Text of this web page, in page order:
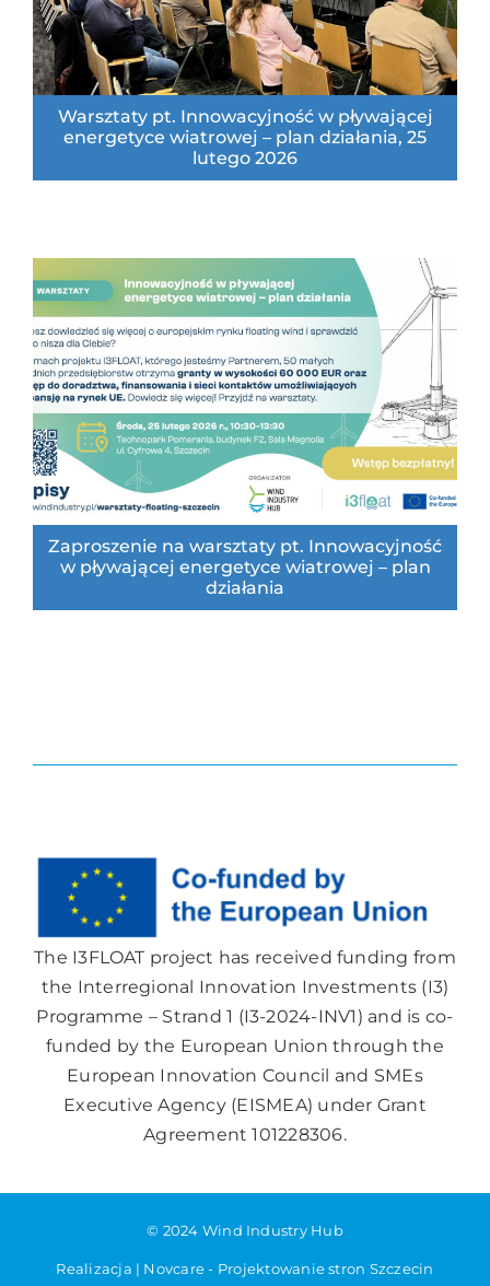
Warsztaty pt. Innowacyjność w pływającej
energetyce wiatrowej – plan działania, 25
lutego 2026
Zaproszenie na warsztaty pt. Innowacyjność
w pływającej energetyce wiatrowej – plan
działania
The I3FLOAT project has received funding from
the Interregional Innovation Investments (I3)
Programme – Strand 1 (I3-2024-INV1) and is co-
funded by the European Union through the
European Innovation Council and SMEs
Executive Agency (EISMEA) under Grant
Agreement 101228306.
© 2024 Wind Industry Hub
Realizacja | Novcare - Projektowanie stron Szczecin